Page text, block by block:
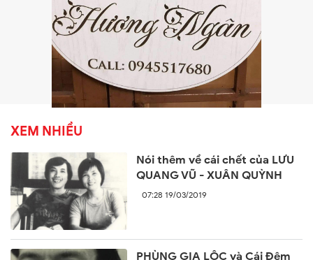
XEM NHIỀU
Nói thêm về cái chết của LƯU
QUANG VŨ - XUÂN QUỲNH
07:28 19/03/2019
PHÙNG GIA LỘC và Cái Đêm